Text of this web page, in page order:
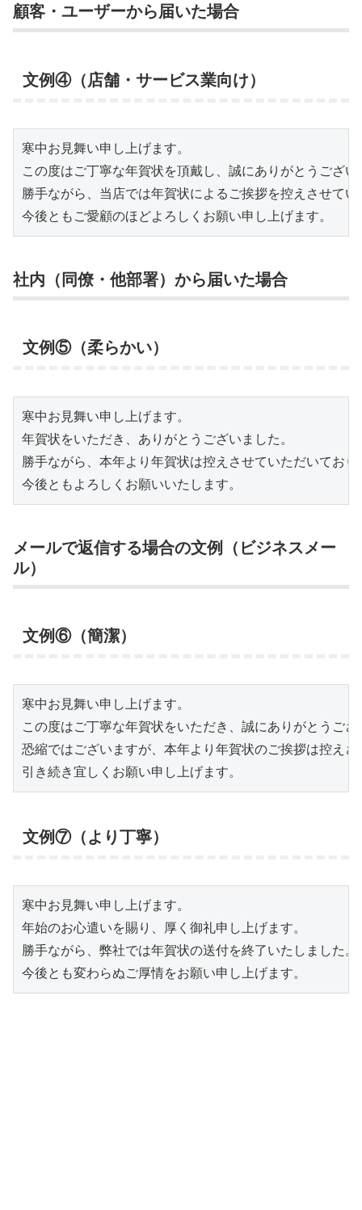
顧客・ユーザーから届いた場合
文例④（店舗・サービス業向け）
寒中お見舞い申し上げます。
この度はご丁寧な年賀状を頂戴し、誠にありがとうござい
勝手ながら、当店では年賀状によるご挨拶を控えさせて
今後ともご愛顧のほどよろしくお願い申し上げます。
社内（同僚・他部署）から届いた場合
文例⑤（柔らかい）
寒中お見舞い申し上げます。
年賀状をいただき、ありがとうございました。
勝手ながら、本年より年賀状は控えさせていただいており
今後ともよろしくお願いいたします。
メールで返信する場合の文例（ビジネスメー
ル）
文例⑥（簡潔）
寒中お見舞い申し上げます。
この度はご丁寧な年賀状をいただき、誠にありがとうご
恐縮ではございますが、本年より年賀状のご挨拶は控え
引き続き宜しくお願い申し上げます。
文例⑦（より丁寧）
寒中お見舞い申し上げます。
年始のお心遣いを賜り、厚く御礼申し上げます。
勝手ながら、弊社では年賀状の送付を終了いたしました。
今後とも変わらぬご厚情をお願い申し上げます。